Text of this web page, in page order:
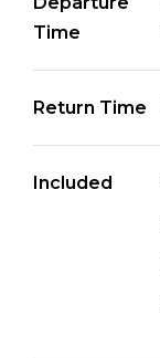
Time
Return Time
Included